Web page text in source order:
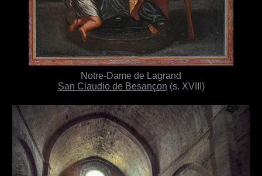
Notre-Dame de Lagrand
San Claudio de Besançon (s. XVIII)